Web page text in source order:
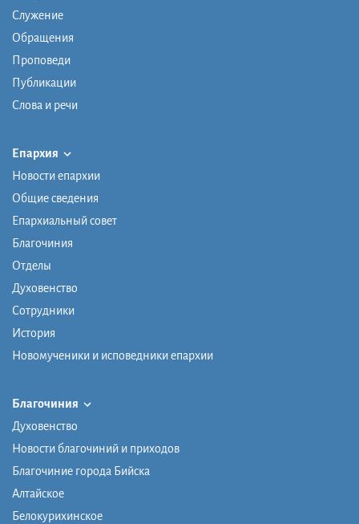
Служение
Обращения
Проповеди
Публикации
Слова и речи
Епархия
Новости епархии
Общие сведения
Епархиальный совет
Благочиния
Отделы
Духовенство
Сотрудники
История
Новомученики и исповедники епархии
Благочиния
Духовенство
Новости благочиний и приходов
Благочиние города Бийска
Алтайское
Белокурихинское